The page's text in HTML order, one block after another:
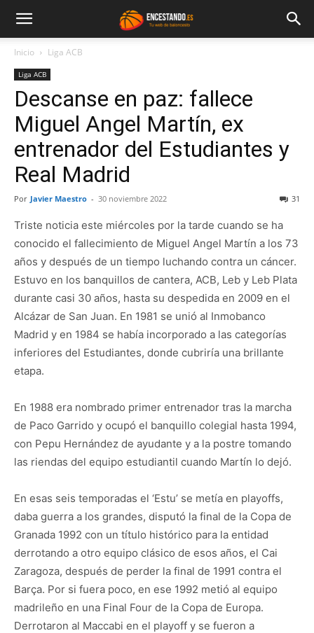
Inicio Liga ACB
Liga ACB
Descanse en paz: fallece
Miguel Angel Martín, ex
entrenador del Estudiantes y
Real Madrid
Por Javier Maestro - 30 noviembre 2022 31
Triste noticia este miércoles por la tarde cuando se ha
conocido el fallecimiento de Miguel Angel Martín a los 73
años y después de un tiempo luchando contra un cáncer.
Estuvo en los banquillos de cantera, ACB, Leb y Leb Plata
durante casi 30 años, hasta su despedida en 2009 en el
Alcázar de San Juan. En 1981 se unió al Inmobanco
Madrid y en 1984 se había incorporado a las categorías
inferiores del Estudiantes, donde cubriría una brillante
etapa.
En 1988 era nombrado primer entrenador tras la marcha
de Paco Garrido y ocupó el banquillo colegial hasta 1994,
con Pepu Hernández de ayudante y a la postre tomando
las riendas del equipo estudiantil cuando Martín lo dejó.
En esas seis temporadas el ‘Estu’ se metía en playoffs,
daba guerra a los grandes, disputó la final de la Copa de
Granada 1992 con un título histórico para la entidad
derrotando a otro equipo clásico de esos años, el Cai
Zaragoza, después de perder la final de 1991 contra el
Barça. Por si fuera poco, en ese 1992 metió al equipo
madrileño en una Final Four de la Copa de Europa.
Derrotaron al Maccabi en el playoff y se fueron a